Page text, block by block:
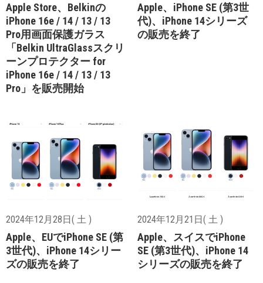
Apple Store、Belkinの
iPhone 16e / 14 / 13 / 13
Pro用画面保護ガラス
「Belkin UltraGlassスクリ
ーンプロテクター for
iPhone 16e / 14 / 13 / 13
Pro」を販売開始
Apple、iPhone SE (第3世
代)、iPhone 14シリーズ
の販売を終了
2024年12月28日( 土 )
Apple、EUでiPhone SE (第
3世代)、iPhone 14シリー
ズの販売を終了
2024年12月21日( 土 )
Apple、スイスでiPhone
SE (第3世代)、iPhone 14
シリーズの販売を終了